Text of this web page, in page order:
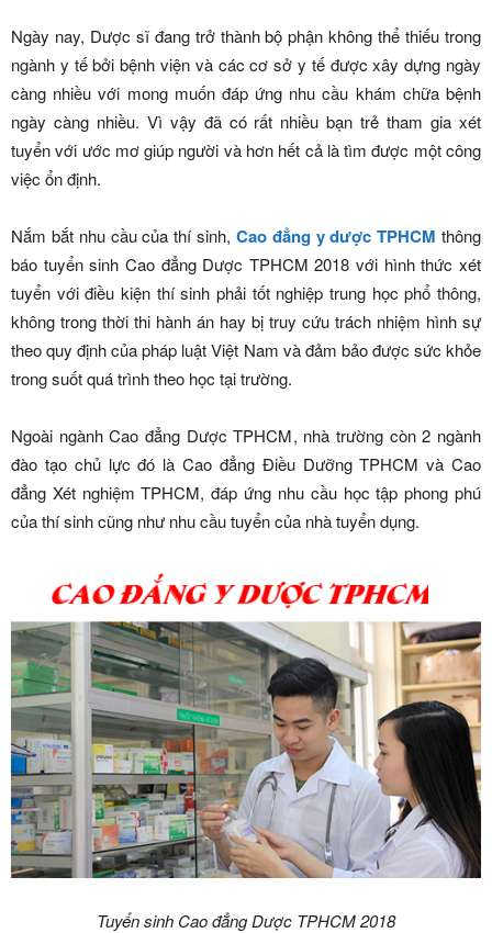
Ngày nay, Dược sĩ đang trở thành bộ phận không thể thiếu trong
ngành y tế bởi bệnh viện và các cơ sở y tế được xây dựng ngày
càng nhiều với mong muốn đáp ứng nhu cầu khám chữa bệnh
ngày càng nhiều. Vì vậy đã có rất nhiều bạn trẻ tham gia xét
tuyển với ước mơ giúp người và hơn hết cả là tìm được một công
việc ổn định.
Nắm bắt nhu cầu của thí sinh, Cao đẳng y dược TPHCM thông
báo tuyển sinh Cao đẳng Dược TPHCM 2018 với hình thức xét
tuyển với điều kiện thí sinh phải tốt nghiệp trung học phổ thông,
không trong thời thi hành án hay bị truy cứu trách nhiệm hình sự
theo quy định của pháp luật Việt Nam và đảm bảo được sức khỏe
trong suốt quá trình theo học tại trường.
Ngoài ngành Cao đẳng Dược TPHCM, nhà trường còn 2 ngành
đào tạo chủ lực đó là Cao đẳng Điều Dưỡng TPHCM và Cao
đẳng Xét nghiệm TPHCM, đáp ứng nhu cầu học tập phong phú
của thí sinh cũng như nhu cầu tuyển của nhà tuyển dụng.
Tuyển sinh Cao đẳng Dược TPHCM 2018